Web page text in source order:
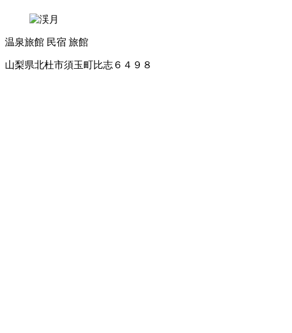
温泉旅館 民宿 旅館
山梨県北杜市須玉町比志６４９８